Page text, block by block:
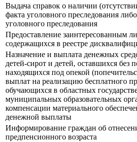
Выдача справок о наличии
факта уголовного преследования
уголовного преследования
Предоставление заинтересованным
содержащихся в реестре
Назначение и выплата денежных
детей-сирот и детей, оставшихся без
находящихся под опекой
выплат на реализацию бесплатного
обучающихся в областных
муниципальных образовательных
компенсации материального
денежной выплаты
Информирование граждан об
предпенсионного возраста